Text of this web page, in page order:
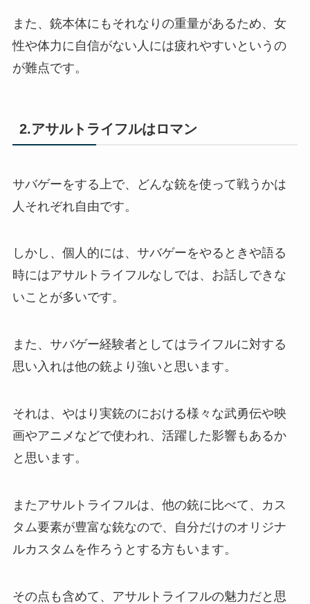
また、銃本体にもそれなりの重量があるため、女
性や体力に自信がない人には疲れやすいというの
が難点です。
2.アサルトライフルはロマン
サバゲーをする上で、どんな銃を使って戦うかは
人それぞれ自由です。
しかし、個人的には、サバゲーをやるときや語る
時にはアサルトライフルなしでは、お話しできな
いことが多いです。
また、サバゲー経験者としてはライフルに対する
思い入れは他の銃より強いと思います。
それは、やはり実銃のにおける様々な武勇伝や映
画やアニメなどで使われ、活躍した影響もあるか
と思います。
またアサルトライフルは、他の銃に比べて、カス
タム要素が豊富な銃なので、自分だけのオリジナ
ルカスタムを作ろうとする方もいます。
その点も含めて、アサルトライフルの魅力だと思